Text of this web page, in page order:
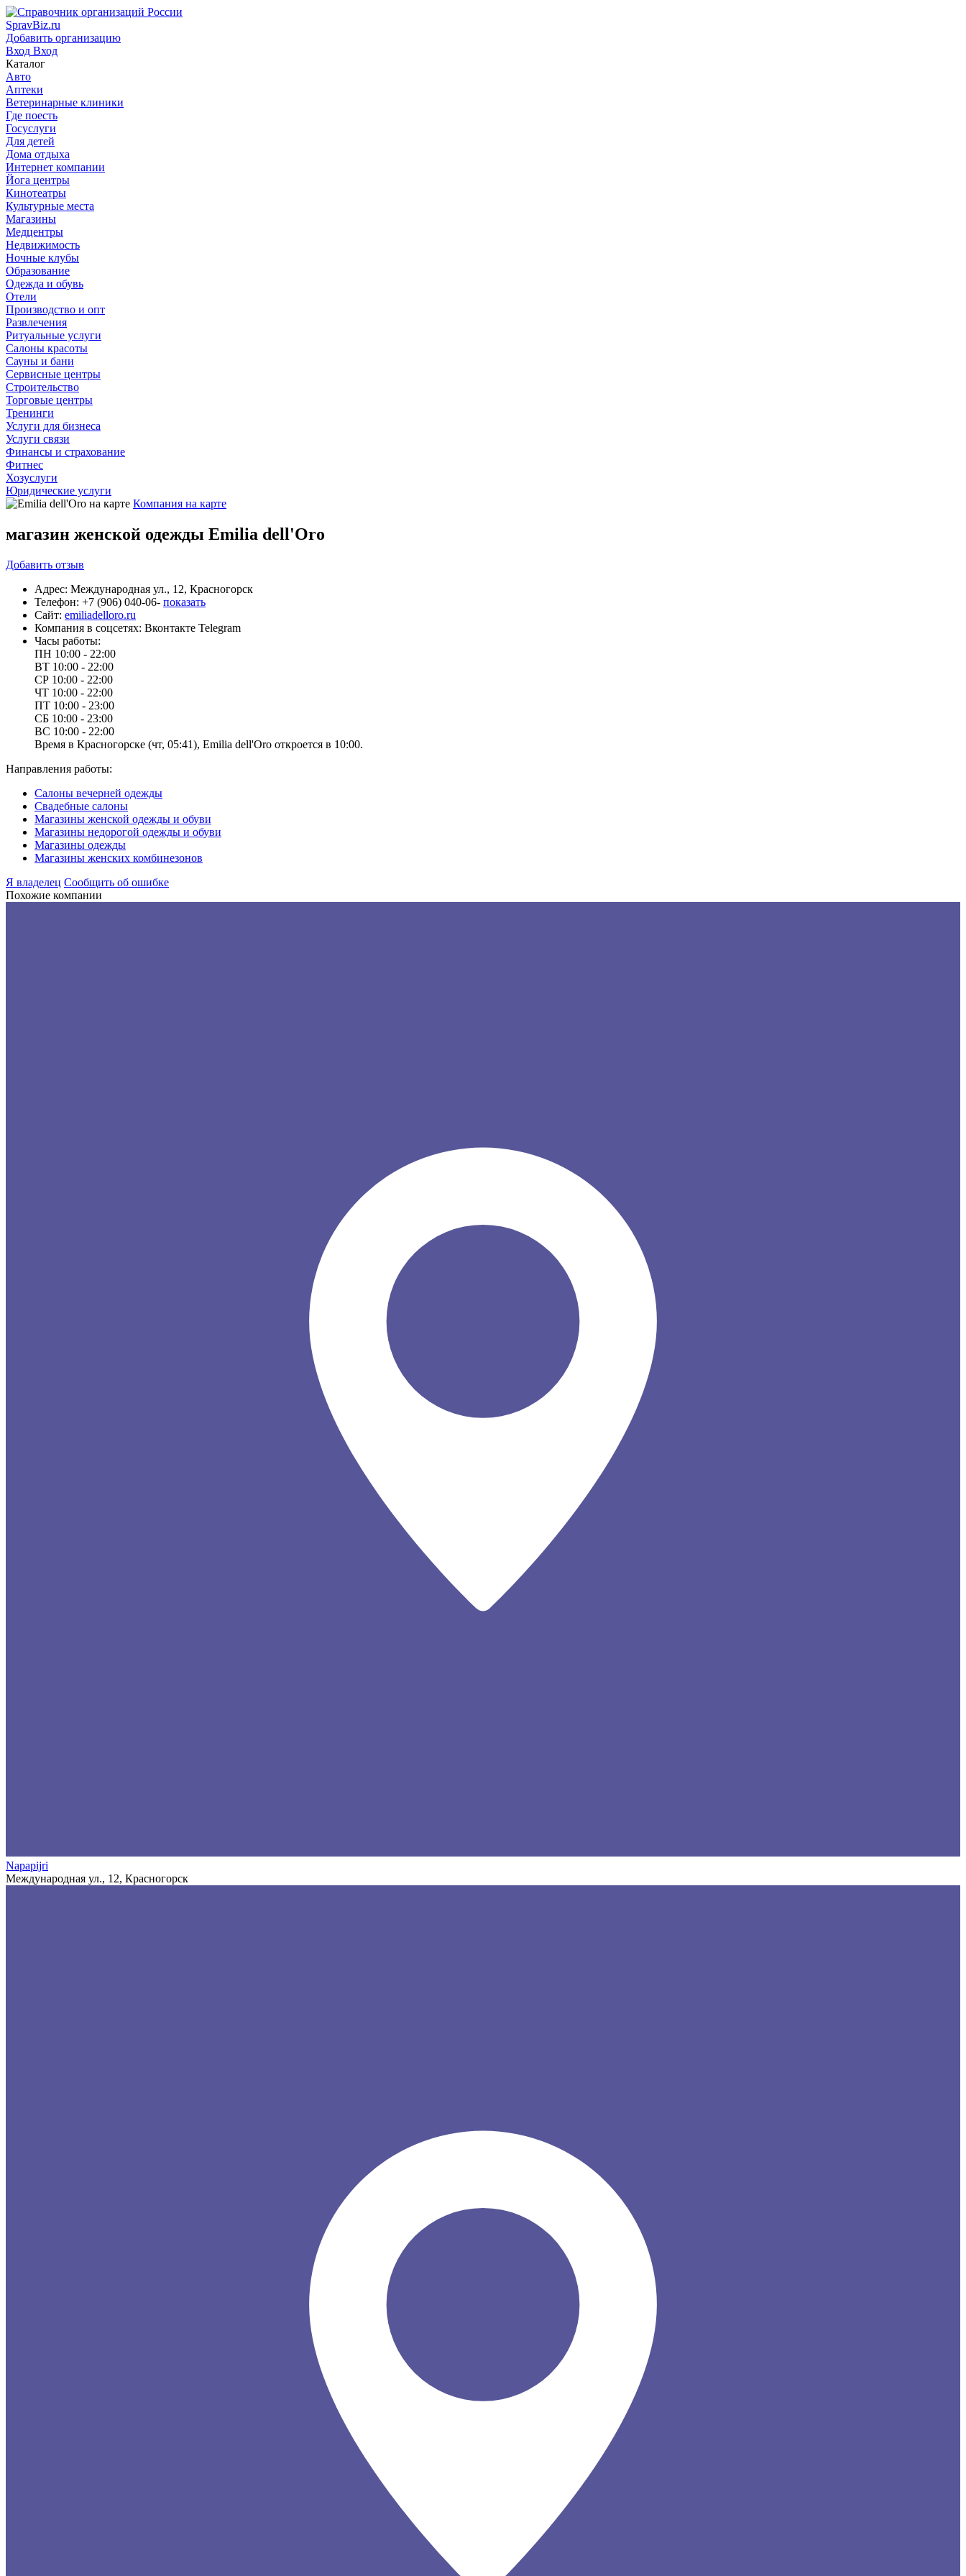
SpravBiz.ru
Добавить организацию
Вход Вход
Каталог
Авто
Аптеки
Ветеринарные клиники
Где поесть
Госуслуги
Для детей
Дома отдыха
Интернет компании
Йога центры
Кинотеатры
Культурные места
Магазины
Медцентры
Недвижимость
Ночные клубы
Образование
Одежда и обувь
Отели
Производство и опт
Развлечения
Ритуальные услуги
Салоны красоты
Сауны и бани
Сервисные центры
Строительство
Торговые центры
Тренинги
Услуги для бизнеса
Услуги связи
Финансы и страхование
Фитнес
Хозуслуги
Юридические услуги
Компания на карте
магазин женской одежды Emilia dell'Oro
Добавить отзыв
Адрес: Международная ул., 12, Красногорск
Телефон: +7 (906) 040-06- показать
Сайт: emiliadelloro.ru
Компания в соцсетях: Вконтакте Telegram
Часы работы:
ПН 10:00 - 22:00
ВТ 10:00 - 22:00
СР 10:00 - 22:00
ЧТ 10:00 - 22:00
ПТ 10:00 - 23:00
СБ 10:00 - 23:00
ВС 10:00 - 22:00
Время в Красногорске (чт, 05:41), Emilia dell'Oro откроется в 10:00.
Направления работы:
Салоны вечерней одежды
Свадебные салоны
Магазины женской одежды и обуви
Магазины недорогой одежды и обуви
Магазины одежды
Магазины женских комбинезонов
Я владелец Сообщить об ошибке
Похожие компании
Napapijri
Международная ул., 12, Красногорск